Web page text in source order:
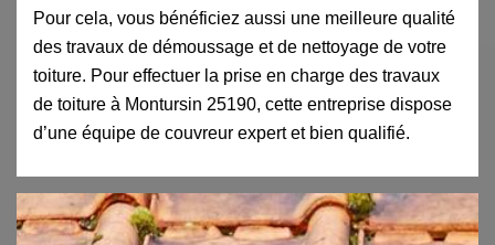
Pour cela, vous bénéficiez aussi une meilleure qualité
des travaux de démoussage et de nettoyage de votre
toiture. Pour effectuer la prise en charge des travaux
de toiture à Montursin 25190, cette entreprise dispose
d’une équipe de couvreur expert et bien qualifié.